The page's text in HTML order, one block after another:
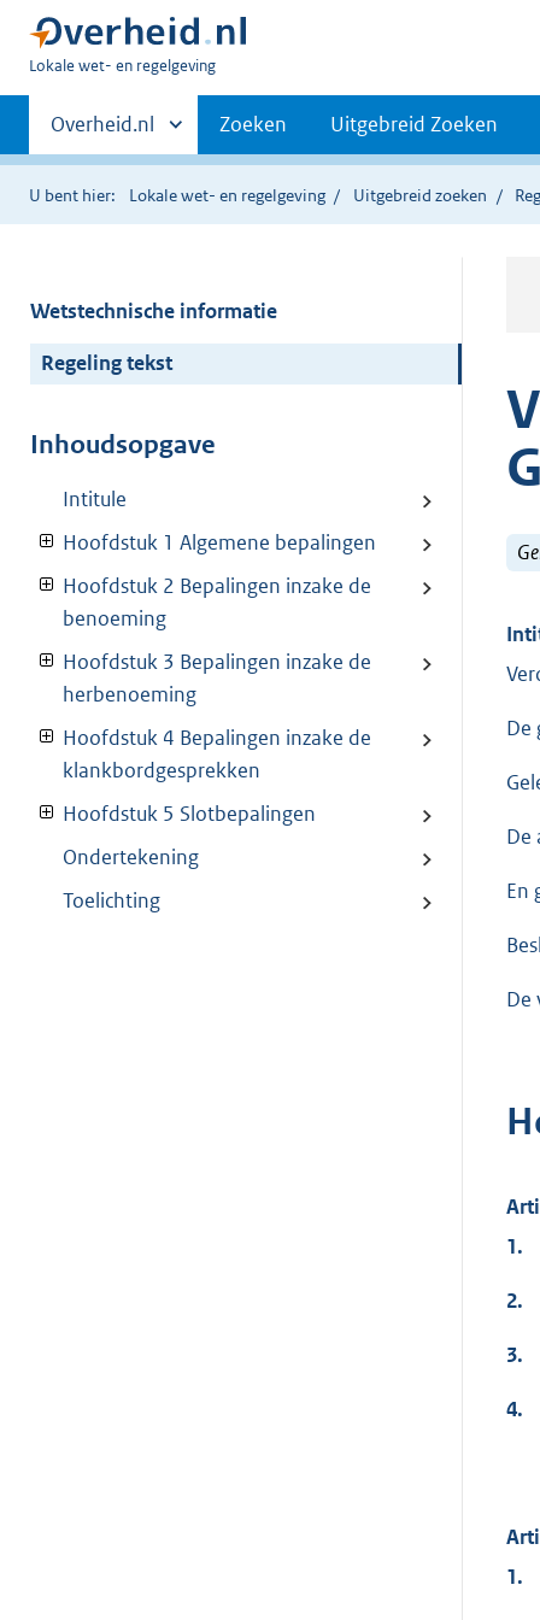
U
hier:
Lokale wet- en regelgeving
Primaire
navigatie
Andere
sites
binnen
Overheid.nl Zoeken Uitgebreid Zoeken
U bent hier: Lokale wet- en regelgeving Uitgebreid zoeken
Wetstechnische informatie
Regeling tekst
Inhoudsopgave
Intitule
Hoofdstuk 1 Algemene bepalingen
Hoofdstuk 2 Bepalingen inzake de
benoeming
Hoofdstuk 3 Bepalingen inzake de
herbenoeming
Hoofdstuk 4 Bepalingen inzake de
klankbordgesprekken
Hoofdstuk 5 Slotbepalingen
Ondertekening
Toelichting
De
De
En
De
1.
2.
3.
4.
1.